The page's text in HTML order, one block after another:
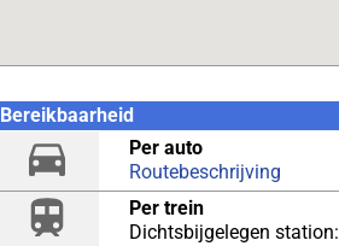
Bereikbaarheid
Per auto
Routebeschrijving
Per trein
Dichtsbijgelegen station: